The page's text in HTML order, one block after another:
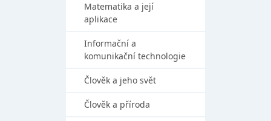
Matematika a její
aplikace
Informační a
komunikační technologie
Člověk a jeho svět
Člověk a příroda